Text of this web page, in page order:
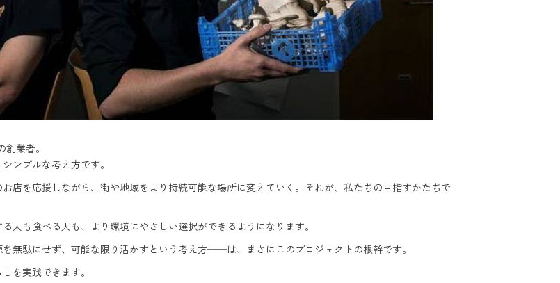
業者。
シンプルな考え方です。
店を応援しながら、街や地域をより持続可能な場所に変えていく。それが、私たちの目指すかたちで
人も食べる人も、より環境にやさしい選択ができるようになります。
無駄にせず、可能な限り活かすという考え方──は、まさにこのプロジェクトの根幹です。
を実践できます。